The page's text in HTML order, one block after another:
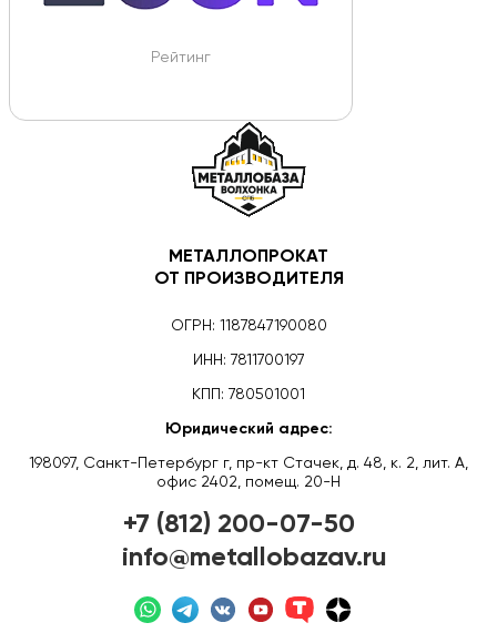
Рейтинг
МЕТАЛЛОПРОКАТ
ОТ ПРОИЗВОДИТЕЛЯ
ОГРН: 1187847190080
ИНН: 7811700197
КПП: 780501001
Юридический адрес:
198097, Санкт-Петербург г, пр-кт Стачек, д. 48, к. 2, лит. А,
офис 2402, помещ. 20-Н
+7 (812) 200-07-50
info@metallobazav.ru